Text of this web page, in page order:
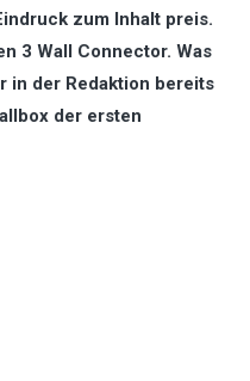
zum Inhalt preis.
3 Wall Connector. Was
in der Redaktion bereits
der ersten